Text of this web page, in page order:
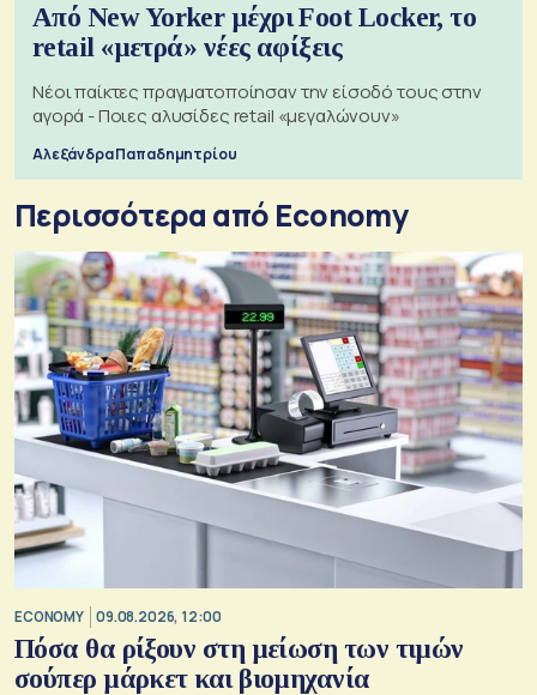
Από New Yorker μέχρι Foot Locker, το
retail «μετρά» νέες αφίξεις
Νέοι παίκτες πραγματοποίησαν την είσοδό τους στην
αγορά - Ποιες αλυσίδες retail «μεγαλώνουν»
Αλεξάνδρα Παπαδημητρίου
Περισσότερα από Economy
ECONOMY 09.08.2026, 12:00
Πόσα θα ρίξουν στη μείωση των τιμών
σούπερ μάρκετ και βιομηχανία